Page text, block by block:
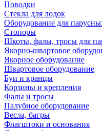
Поводки
Стекла для лодок
Оборудование для
Стопоры
Шкоты, фалы, тросы для
Якорно-швартовое
Якорное оборудование
Швартовое оборудование
Буи и кранцы
Корзины и крепления
Фалы и тросы
Палубное оборудование
Весла, багры
Флагштоки и основания